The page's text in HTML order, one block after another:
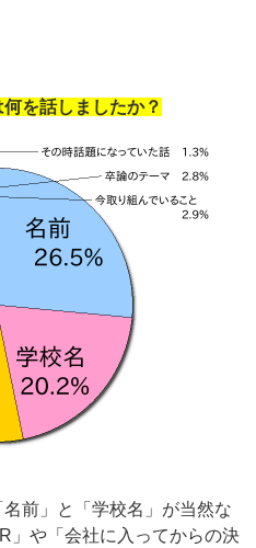
を話しましたか？
前」と「学校名」が当然な
」や「会社に入ってからの決